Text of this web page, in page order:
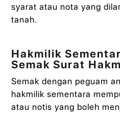
syarat atau nota yang
tanah.
Hakmilik
Semak Surat
Semak dengan peguam
hakmilik sementara
atau notis yang boleh